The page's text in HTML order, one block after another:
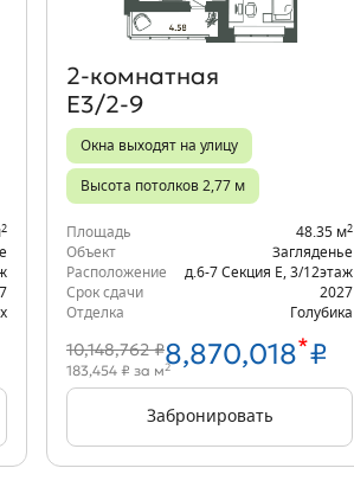
2
2‑комнатная
Е3/2-9
Окна выходят на улицу
Высота потолков 2,77 м
Площадь 48.35 м2
Объект
Загляденье
Расположение
д.6-7 Секция Е 3/12этаж
Срок сдачи
2027
Отделка
Голубика
10,148,762 ₽8,870,018*₽
183,454 ₽ за м2
Забронировать